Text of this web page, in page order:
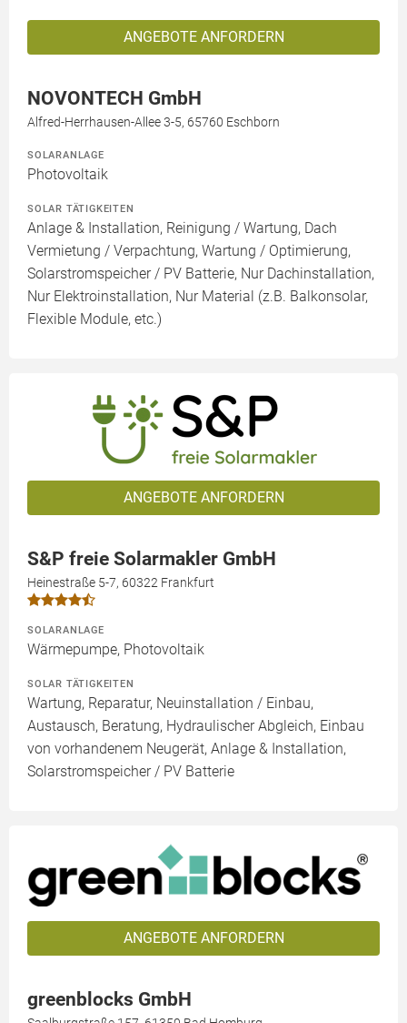
ANGEBOTE ANFORDERN
NOVONTECH GmbH
Alfred-Herrhausen-Allee 3-5, 65760 Eschborn
SOLARANLAGE
Photovoltaik
SOLAR TÄTIGKEITEN
Anlage & Installation, Reinigung / Wartung, Dach
Vermietung / Verpachtung, Wartung / Optimierung,
Solarstromspeicher / PV Batterie, Nur Dachinstallation,
Nur Elektroinstallation, Nur Material (z.B. Balkonsolar,
Flexible Module, etc.)
ANGEBOTE ANFORDERN
S&P freie Solarmakler GmbH
Heinestraße 5-7, 60322 Frankfurt
SOLARANLAGE
Wärmepumpe, Photovoltaik
SOLAR TÄTIGKEITEN
Wartung, Reparatur, Neuinstallation / Einbau,
Austausch, Beratung, Hydraulischer Abgleich, Einbau
von vorhandenem Neugerät, Anlage & Installation,
Solarstromspeicher / PV Batterie
ANGEBOTE ANFORDERN
greenblocks GmbH